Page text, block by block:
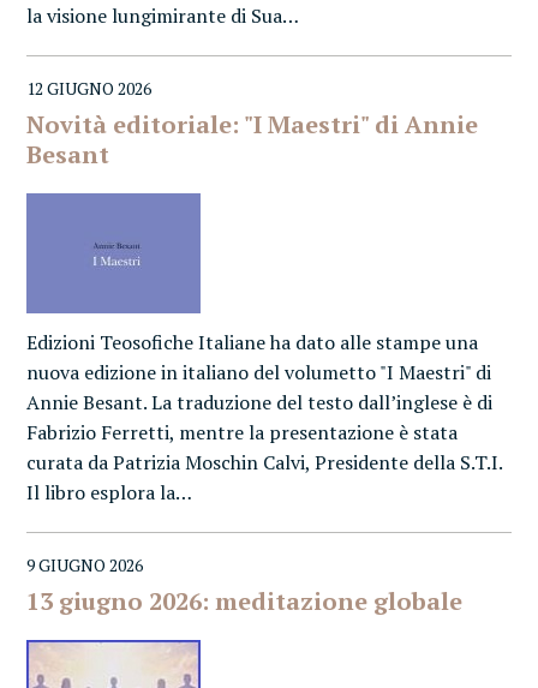
la visione lungimirante di Sua…
12 GIUGNO 2026
Novità editoriale: "I Maestri" di Annie
Besant
Edizioni Teosofiche Italiane ha dato alle stampe una
nuova edizione in italiano del volumetto "I Maestri" di
Annie Besant. La traduzione del testo dall’inglese è di
Fabrizio Ferretti, mentre la presentazione è stata
curata da Patrizia Moschin Calvi, Presidente della S.T.I.
Il libro esplora la…
9 GIUGNO 2026
13 giugno 2026: meditazione globale